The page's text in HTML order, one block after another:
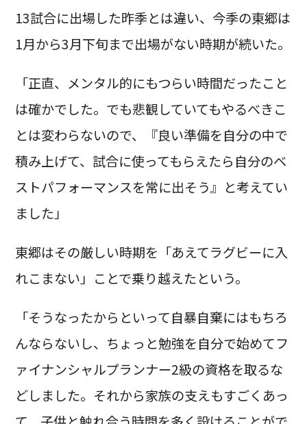
13試合に出場した昨季とは違い、今季の東郷は
1月から3月下旬まで出場がない時期が続いた。
「正直、メンタル的にもつらい時間だったこと
は確かでした。でも悲観していてもやるべきこ
とは変わらないので、『良い準備を自分の中で
積み上げて、試合に使ってもらえたら自分のベ
ストパフォーマンスを常に出そう』と考えてい
ました」
東郷はその厳しい時期を「あえてラグビーに入
れこまない」ことで乗り越えたという。
「そうなったからといって自暴自棄にはもちろ
んならないし、ちょっと勉強を自分で始めてフ
ァイナンシャルプランナー2級の資格を取るな
どしました。それから家族の支えもすごくあっ